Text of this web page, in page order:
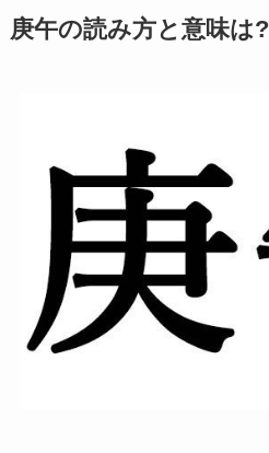
庚午の読み方と意味は?